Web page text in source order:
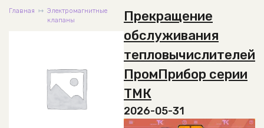
Главная
Электромагнитные
клапаны
Прекращение
обслуживания
тепловычислителей
ПромПрибор серии
ТМК
2026-05-31